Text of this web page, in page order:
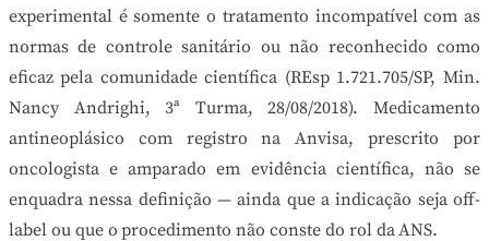
experimental é somente o tratamento incompatível com as
normas de controle sanitário ou não reconhecido como
eficaz pela comunidade científica (REsp 1.721.705/SP, Min.
Nancy Andrighi, 3ª Turma, 28/08/2018). Medicamento
antineoplásico com registro na Anvisa, prescrito por
oncologista e amparado em evidência científica, não se
enquadra nessa definição — ainda que a indicação seja off-
label ou que o procedimento não conste do rol da ANS.